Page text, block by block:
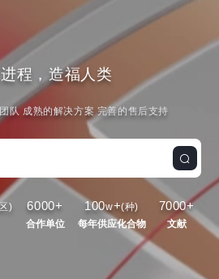
程，造福人类
队 成熟的解决方案 完善的售后支持
)
6000+
合作单位
100w+(种)
每年供应化合物
7000+
文献